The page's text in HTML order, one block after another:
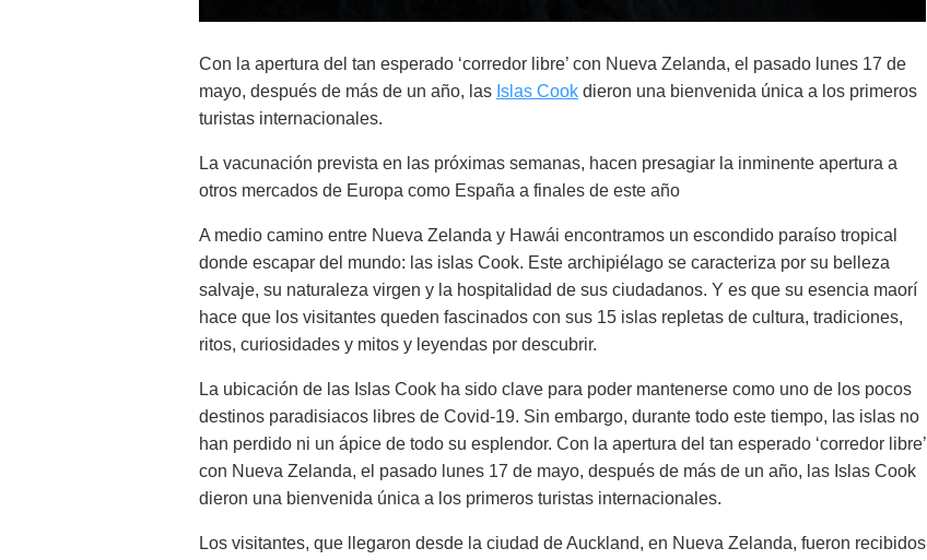
Con la apertura del tan esperado ‘corredor libre’ con Nueva Zelanda, el pasado lunes 17 de
mayo, después de más de un año, las Islas Cook dieron una bienvenida única a los primeros
turistas internacionales.
La vacunación prevista en las próximas semanas, hacen presagiar la inminente apertura a
otros mercados de Europa como España a finales de este año
A medio camino entre Nueva Zelanda y Hawái encontramos un escondido paraíso tropical
donde escapar del mundo: las islas Cook. Este archipiélago se caracteriza por su belleza
salvaje, su naturaleza virgen y la hospitalidad de sus ciudadanos. Y es que su esencia maorí
hace que los visitantes queden fascinados con sus 15 islas repletas de cultura, tradiciones,
ritos, curiosidades y mitos y leyendas por descubrir.
La ubicación de las Islas Cook ha sido clave para poder mantenerse como uno de los pocos
destinos paradisiacos libres de Covid-19. Sin embargo, durante todo este tiempo, las islas no
han perdido ni un ápice de todo su esplendor. Con la apertura del tan esperado ‘corredor libre’
con Nueva Zelanda, el pasado lunes 17 de mayo, después de más de un año, las Islas Cook
dieron una bienvenida única a los primeros turistas internacionales.
Los visitantes, que llegaron desde la ciudad de Auckland, en Nueva Zelanda, fueron recibidos